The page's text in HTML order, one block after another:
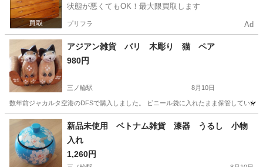
状態が悪くてもOK！最大限買取します
プリフラ Ad
アジアン雑貨 バリ 木彫り 猫 ペア
980円
三ノ輪駅 8月10日
数年前ジャカルタ空港のDFSで購入しました。 ビニール袋に入れたまま保管してい
東京 台東区 三ノ輪駅 インテリア雑貨/小物 木彫り
新品未使用 ベトナム雑貨 漆器 うるし 小物
入れ
1,260円